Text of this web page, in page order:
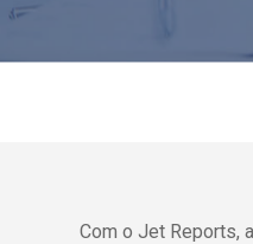
Com o Jet Reports,